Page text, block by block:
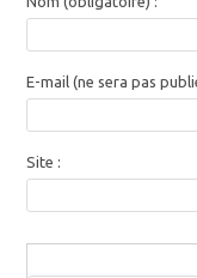
E-mail (ne sera pas
Site :